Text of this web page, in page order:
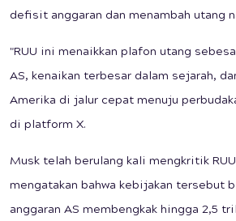
defisit anggaran dan menambah utang
"RUU ini menaikkan plafon utang
AS, kenaikan terbesar dalam sejarah,
Amerika di jalur cepat menuju
di platform X.
Musk telah berulang kali mengkritik
mengatakan bahwa kebijakan tersebut
anggaran AS membengkak hingga 2,5